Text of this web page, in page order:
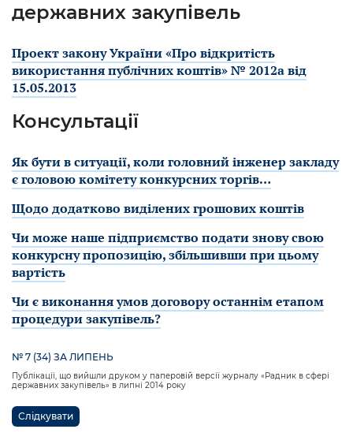
державних закупівель
Проект закону України «Про відкритість
використання публічних коштів» № 2012а від
15.05.2013
Консультації
Як бути в ситуації, коли головний інженер закладу
є головою комітету конкурсних торгів…
Щодо додатково виділених грошових коштів
Чи може наше підприємство подати знову свою
конкурсну пропозицію, збільшивши при цьому
вартість
Чи є виконання умов договору останнім етапом
процедури закупівель?
№ 7 (34) ЗА ЛИПЕНЬ
Публікації, що вийшли друком у паперовій версії журналу «Радник в сфері
державних закупівель» в липні 2014 року
Слідкувати